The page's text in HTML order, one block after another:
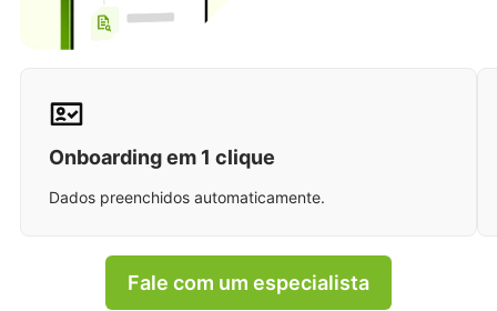
Onboarding em 1 clique
Dados preenchidos automaticamente.
Fale com um especialista